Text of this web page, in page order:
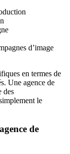
d’image
en termes de
Une agence de
des
le
de